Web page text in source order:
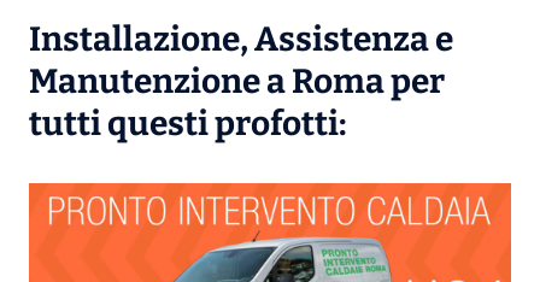
Installazione,Assistenzae
Manutenzionea Roma per
tutti questi profotti: